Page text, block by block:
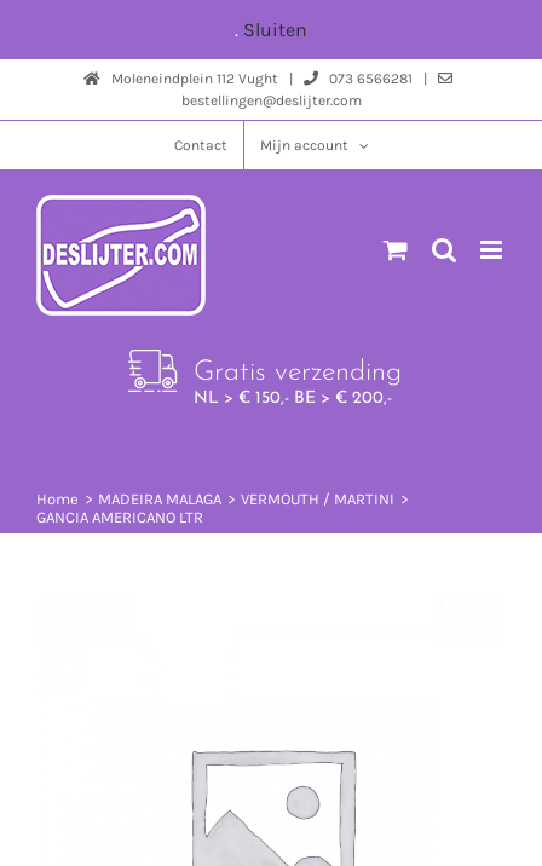
. Sluiten
Moleneindplein 112 Vught |
073 6566281 |
bestellingen@deslijter.com
Contact Mijn account
Gratis verzending
NL > € 150,- BE > € 200,-
Home MADEIRA MALAGA
VERMOUTH / MARTINI
GANCIA AMERICANO LTR